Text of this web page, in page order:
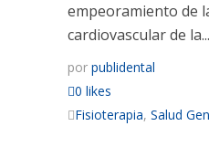
empeoramiento de
cardiovascular de la...
por publidental
0 likes
Fisioterapia, Salud